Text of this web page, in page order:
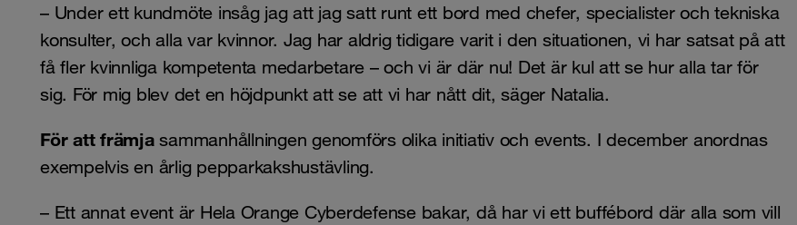
– Under ett kundmöte insåg jag att jag satt runt ett bord med chefer, specialister och tekniska
konsulter, och alla var kvinnor. Jag har aldrig tidigare varit i den situationen, vi har satsat på att
få fler kvinnliga kompetenta medarbetare – och vi är där nu! Det är kul att se hur alla tar för
sig. För mig blev det en höjdpunkt att se att vi har nått dit, säger Natalia.
För att främjasammanhållningen genomförs olika initiativ och events. I december anordnas
exempelvis en årlig pepparkakshustävling.
– Ett annat event är Hela Orange Cyberdefense bakar, då har vi ett buffébord där alla som vill